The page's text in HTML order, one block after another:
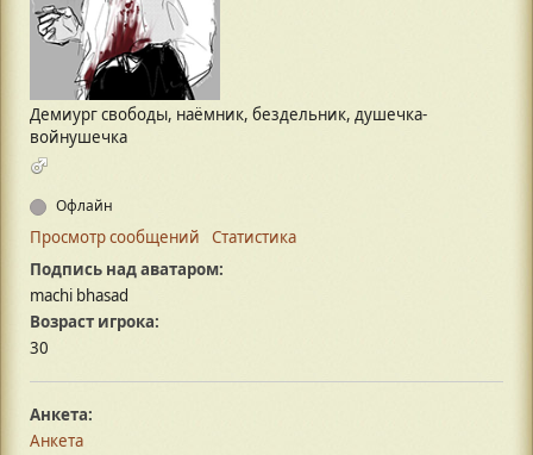
Демиург свободы, наёмник, бездельник, душечка-
войнушечка
Офлайн
Просмотр сообщений
Статистика
Подпись над аватаром:
machi bhasad
Возраст игрока:
30
Анкета:
Анкета